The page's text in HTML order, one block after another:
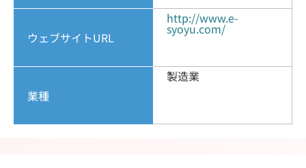
ウェブサイトURL
http://www.e-
syoyu.com/
業種
製造業